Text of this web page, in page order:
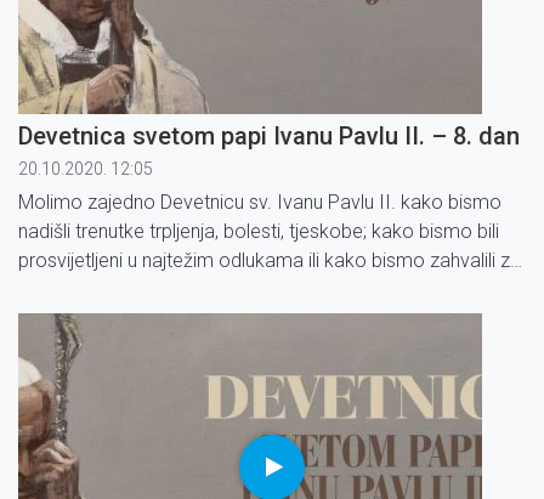
Devetnica svetom papi Ivanu Pavlu II. – 8. dan
20.10.2020. 12:05
Molimo zajedno Devetnicu sv. Ivanu Pavlu II. kako bismo
nadišli trenutke trpljenja, bolesti, tjeskobe; kako bismo bili
prosvijetljeni u najtežim odlukama ili kako bismo zahvalili za